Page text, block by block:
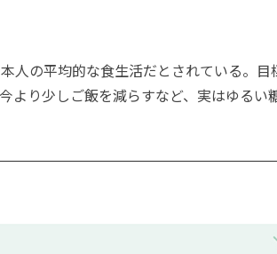
人の平均的な食生活だとされている。目
より少しご飯を減らすなど、実はゆるい